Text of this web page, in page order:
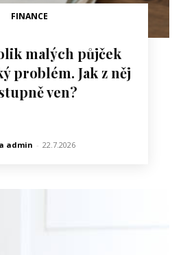
FINANCE
malých půjček
problém. Jak z něj
ven?
admin - 22.7.2026